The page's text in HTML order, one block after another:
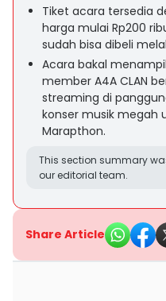
Tiket acara tersedia
harga mulai Rp200
sudah bisa dibeli
Acara bakal
member A4A CLAN
streaming di
konser musik megah
Marapthon.
This section summary
our editorial team.
Share Article